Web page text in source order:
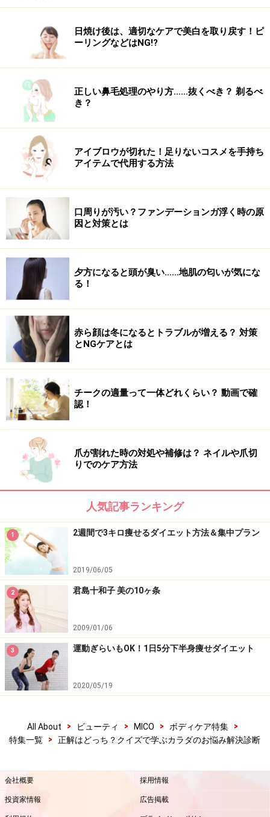
日焼け後は、適切なケアで美白を取り戻す！ピ
ーリングなどはNG!?
正しい鼻毛処理のやり方……抜くべき？ 剃るべ
き？
アイブロウが切れた！足りないコスメを手持ち
アイテムで代用する方法
口周りが汚い？ファンデーションガ浮く時の原
因と対策とは
夕方になると頭が臭い……地肌の匂いが気にな
る！
赤ら顔は冬になるとトラブルが増える？ 対策
とNGケアとは
チークの適量って一体どれくらい？ 動画で確
認！
爪が割れた時の対処や補修は？ ネイルや爪切
りでのケア方法
人気記事ランキング
1 2週間で3キロ痩せるダイエット方法＆集中プラン
2019/06/05
2 君島十和子 美の10ヶ条
2009/01/06
3 運動ぎらいもOK！1日5分下半身痩せダイエット
2020/05/19
All About > ビューティ > MICO > ボディケア特集
>
特集一覧
> 正解はどっち？クイズで学ぶカラダのお悩み解決診断
会社概要 採用情報
投資家情報 広告掲載